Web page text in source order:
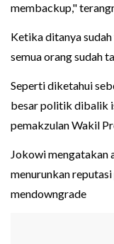
membackup,"
Ketika ditanya
semua orang sudah
Seperti diketahui
besar politik dibalik
pemakzulan Wakil
Jokowi mengatakan
menurunkan
mendowngrade